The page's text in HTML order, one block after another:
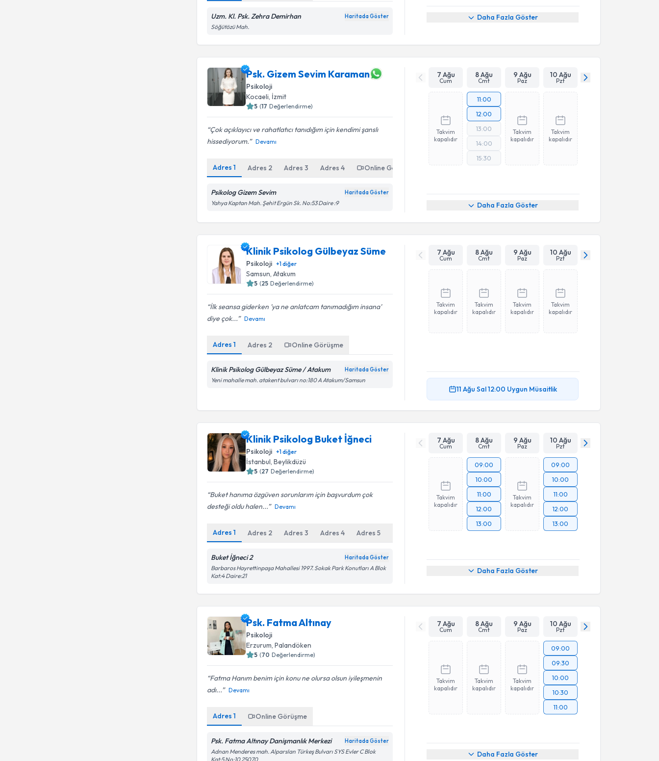
Uzm. Kl. Psk. Zehra Demirhan Haritada Göster
Söğütözü Mah.
Daha Fazla Göster
Psk. Gizem Sevim Karaman
Psikoloji
Kocaeli, İzmit
5 (17 Değerlendirme)
Çok açıklayıcı ve rahatlatıcı tanıdığım için kendimi şanslı
hissediyorum.
Devamı
Adres1 Adres 2 Adres3 Adres4 Online Görüşme
Psikolog Gizem Sevim Haritada Göster
Yahya Kaptan Mah. Şehit Ergün Sk. No:53 Daire :9
7 Ağu
Cum
8 Ağu
Cmt
9 Ağu
Paz
10 Ağu
Pzt
Takvim
kapalıdır
11:00
12:00
13:00
14:00
15:30
Takvim
kapalıdır
Takvim
kapalıdır
Daha Fazla Göster
Klinik Psikolog Gülbeyaz Süme
Psikoloji +1diğer
Samsun , Atakum
5 (25 Değerlendirme)
İlk seansa giderken 'ya ne anlatcam tanımadığım insana'
diye çok...
Devamı
Adres1 Adres 2 Online Görüşme
Klinik Psikolog Gülbeyaz Süme / Atakum Haritada Göster
Yeni mahalle mah. atakent bulvarı no:180 A Atakum/Samsun
7 Ağu
Cum
8 Ağu
Cmt
9 Ağu
Paz
10 Ağu
Pzt
Takvim
kapalıdır
Takvim
kapalıdır
Takvim
kapalıdır
Takvim
kapalıdır
11 Ağu Sal12:00 Uygun Müsaitlik
Klinik Psikolog Buket İğneci
Psikoloji +1diğer
İstanbul , Beylikdüzü
5 (27 Değerlendirme)
Buket hanıma özgüven sorunlarım için başvurdum çok
desteği oldu halen...
Devamı
Adres1 Adres 2 Adres3 Adres4 Adres5 Online Görüşme
Buket İğneci 2 Haritada Göster
Barbaros Hayrettinpaşa Mahallesi 1997. Sokak Park Konutları A Blok
Kat:4 Daire:21
7 Ağu
Cum
8 Ağu
Cmt
9 Ağu
Paz
10 Ağu
Pzt
Takvim
kapalıdır
09:00
10:00
11:00
12:00
13:00
Takvim
kapalıdır
09:00
10:00
11:00
12:00
13:00
Daha Fazla Göster
Psk. Fatma Altınay
Psikoloji
Erzurum , Palandöken
5 (70 Değerlendirme)
Fatma Hanım benim için konu ne olursa olsun iyileşmenin
adı...
Devamı
Adres1 Online Görüşme
Psk. Fatma Altınay Danişmanlık Merkezi Haritada Göster
Adnan Menderes mah. Alparslan Türkeş Bulvarı SYS Evler C Blok
Kat:5 No:10 25070
7 Ağu
Cum
8 Ağu
Cmt
9 Ağu
Paz
10 Ağu
Pzt
Takvim
kapalıdır
Takvim
kapalıdır
Takvim
kapalıdır
09:00
09:30
10:00
10:30
11:00
Daha Fazla Göster